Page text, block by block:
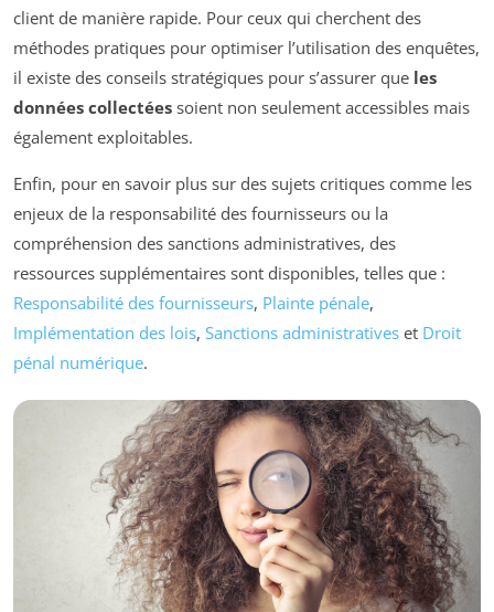
client de manière rapide. Pour ceux qui cherchent des
méthodes pratiques pour optimiser l’utilisation des enquêtes,
il existe des conseils stratégiques pour s’assurer que les
données collectées soient non seulement accessibles mais
également exploitables.
Enfin, pour en savoir plus sur des sujets critiques comme les
enjeux de la responsabilité des fournisseurs ou la
compréhension des sanctions administratives, des
ressources supplémentaires sont disponibles, telles que :
Responsabilité des fournisseurs, Plainte pénale,
Implémentation des lois, Sanctions administratives et Droit
pénal numérique.